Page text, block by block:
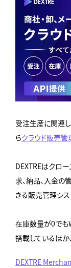
受注生産に関連
らクラウド販売管
DEXTREはクロ
求、納品、入金
きる販売管理シス
在庫数量が0で
搭載しているほか、
DEXTRE